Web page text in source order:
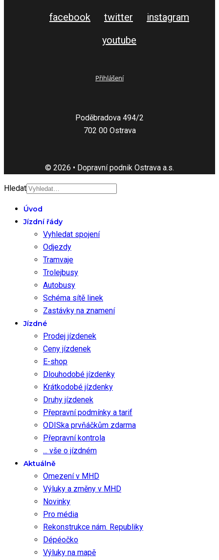
facebook twitter
instagram
youtube
Přihlášení
Poděbradova 494/2
702 00 Ostrava
© 2026 • Dopravní podnik Ostrava a.s.
Hledat
Úvod
Jízdní řády
Vyhledat spojení
Odjezdy
Tramvaje
Trolejbusy
Autobusy
Schéma sítě linek
Zastávky na znamení
Jízdné
Prodej jízdenek
Ceny jízdenek
E-shop
Dlouhodobé jízdenky
Krátkodobé jízdenky
Druhy jízdenek
Přepravní podmínky a tarif
ODISka prvňáčkům zdarma
Přepravní kontrola
... vše o jízdném
Aktuálně
Omezení v MHD
Výluky a změny v MHD
Novinky
Pro média
Rekonstrukce nám. Republiky
Dépéočko
Výluky na mapě